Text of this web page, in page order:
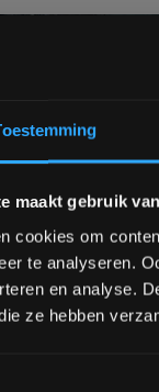
maakt gebruik
cookies om
te analyseren.
en analyse.
ze hebben
en
garantie
en